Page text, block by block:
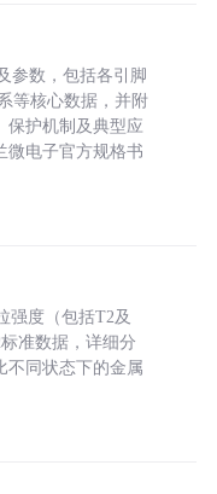
参数，包括各引脚
等核心数据，并附
保护机制及典型应
微电子官方规格书
强度（包括T2及
准数据，详细分
不同状态下的金属